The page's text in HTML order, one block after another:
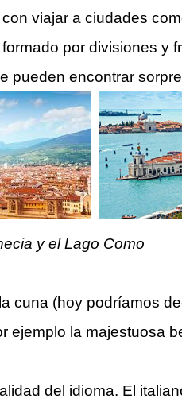
viajar a ciudades
por divisiones y
pueden encontrar
y el Lago Como
cuna (hoy podríamos
ejemplo la majestuosa
del idioma. El